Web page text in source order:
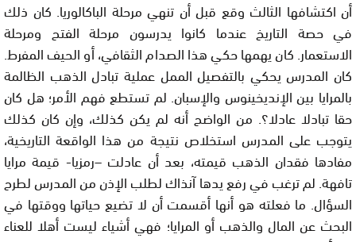
أن اكتشافها الثالث وقع قبل أن تنهي مرحلة الباكالوريا. كان ذلك
في حصة التاريخ عندما كانوا يدرسون مرحلة الفتح ومرحلة
الاستعمار. كان يهمها حكي هذا الصدام الثقافي، أو الحيف المفرط.
كان المدرس يحكي بالتفصيل الممل عملية تبادل الذهب الظالمة
بالمرايا بين الإنديخينوس والإسبان. لم تستطع فهم الأمر؛ هل كان
حقا تبادلا عادلا؟. من الواضح أنه لم يكن كذلك، وإن كان كذلك
يتوجب على المدرس استخلاص نتيجة من هذا الواقعة التاريخية،
مفادها فقدان الذهب قيمته، بعد أن عادلت –رمزيا- قيمة مرايا
تافهة. لم ترغب في رفع يدها آنذاك لطلب الإذن من المدرس لطرح
السؤال. ما فعلته هو أنها أقسمت أن لا تضيع حياتها ووقتها في
البحث عن المال والذهب أو المرايا؛ فهي أشياء ليست أهلا للعناء